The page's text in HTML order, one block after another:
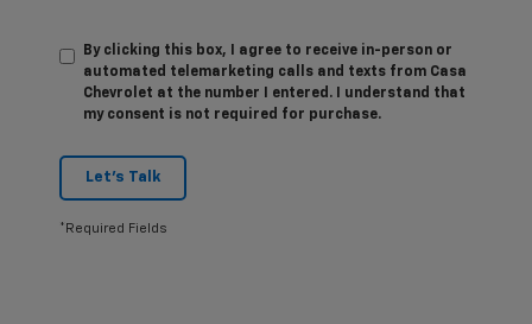
By clicking this box, I agree to receive in-person or
automated telemarketing calls and texts from Casa
Chevrolet at the number I entered. I understand that
my consent is not required for purchase.
Let's Talk
*Required Fields